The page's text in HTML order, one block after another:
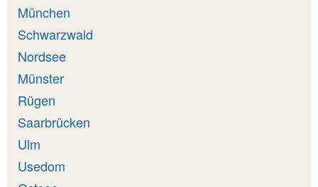
München
Schwarzwald
Nordsee
Münster
Rügen
Saarbrücken
Ulm
Usedom